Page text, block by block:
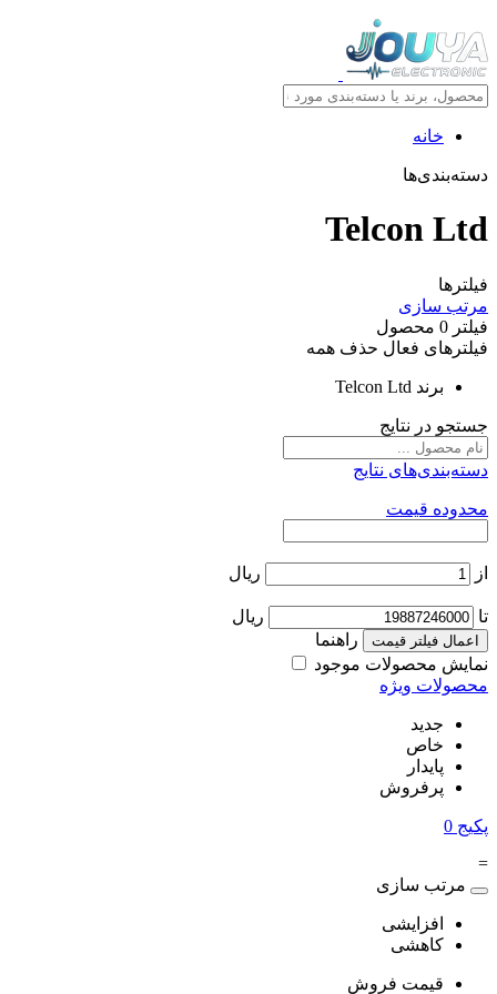
خانه
دسته‌بندی‌ها
Telcon Ltd
فیلترها
مرتب سازی
فیلتر 0 محصول
فیلترهای فعال حذف همه
برند Telcon Ltd
جستجو در نتایج
دسته‌بندی‌های نتایج
محدوده قیمت
از ریال
تا ریال
اعمال فیلتر قیمت
راهنما
نمایش محصولات موجود
محصولات ویژه
جدید
خاص
پایدار
پرفروش
پکیج 0
=
مرتب سازی
افزایشی
کاهشی
قیمت فروش